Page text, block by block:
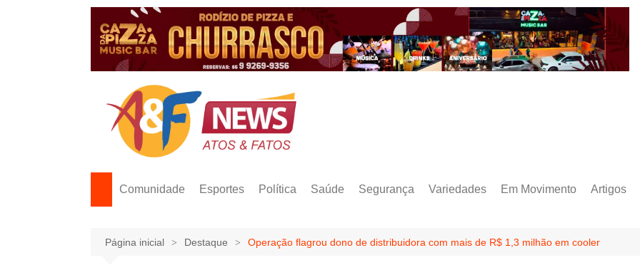
Comunidade Esportes Política Saúde Segurança Variedades Em Movimento Artigos
Página inicial Destaque Operação flagrou dono de distribuidora com mais de R$ 1,3 milhão em cooler